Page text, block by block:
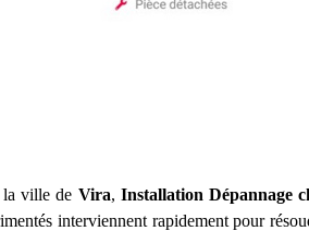
la ville de Vira, Installation Dépannage
interviennent rapidement pour